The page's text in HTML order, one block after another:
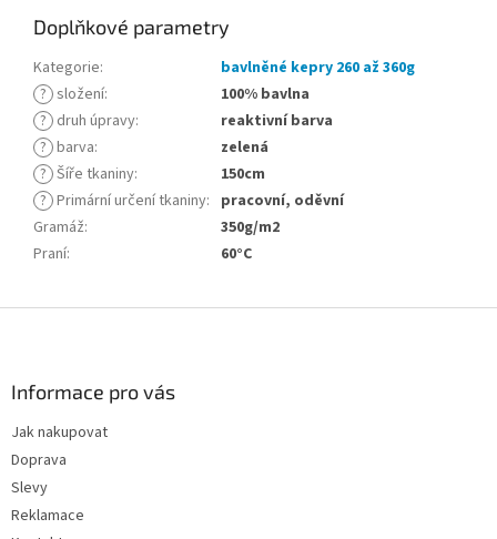
Doplňkové parametry
Kategorie:
bavlněné kepry 260 až 360g
? složení:
100% bavlna
? druh úpravy:
reaktivní barva
? barva:
zelená
? Šíře tkaniny:
150cm
? Primární určení tkaniny: pracovní, oděvní
Gramáž:
350g/m2
Praní: 60°C
Informace pro vás
Jak nakupovat
Doprava
Slevy
Reklamace